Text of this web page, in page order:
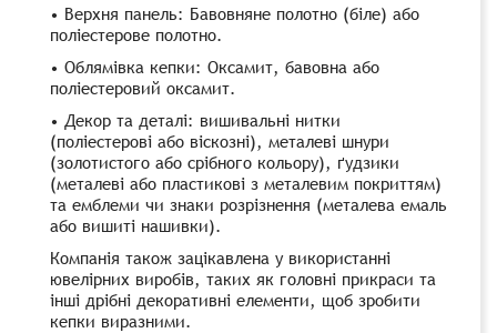
• Верхня панель: Бавовняне полотно (біле) або
поліестерове полотно.
• Облямівка кепки: Оксамит, бавовна або
поліестеровий оксамит.
• Декор та деталі: вишивальні нитки
(поліестерові або віскозні), металеві шнури
(золотистого або срібного кольору), ґудзики
(металеві або пластикові з металевим покриттям)
та емблеми чи знаки розрізнення (металева емаль
або вишиті нашивки).
Компанія також зацікавлена ​​у використанні
ювелірних виробів, таких як головні прикраси та
інші дрібні декоративні елементи, щоб зробити
кепки виразними.